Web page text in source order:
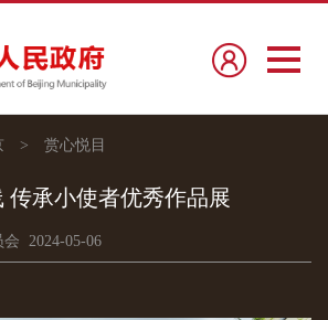
> 赏心悦目
传承小使者优秀作品展
2024-05-06